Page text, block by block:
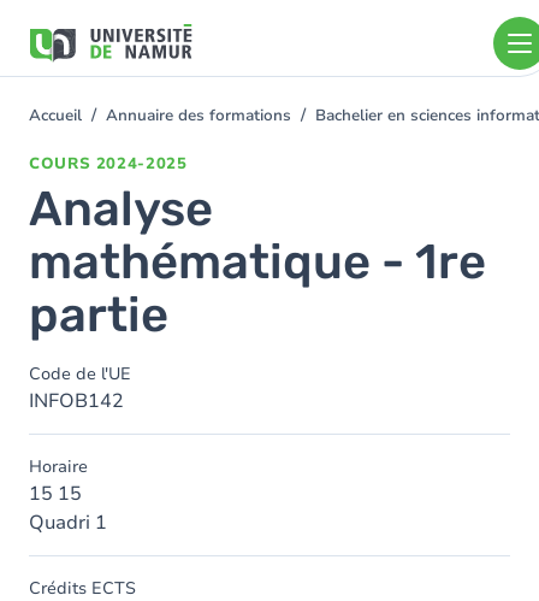
contenu
You
Accueil Annuaire des formations Bachelier en sciences
COURS 2024-2025
Analyse
mathématique - 1re
partie
Code de l'UE
INFOB142
Horaire
15 15
Quadri 1
Crédits ECTS